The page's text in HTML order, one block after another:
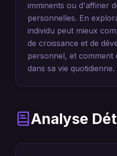
imminents ou d'affiner
personnelles. En
individu peut mieux
de croissance et de
personnel, et comment
dans sa vie quotidienne.
Analyse